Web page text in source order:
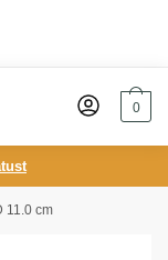
0
11.0 cm